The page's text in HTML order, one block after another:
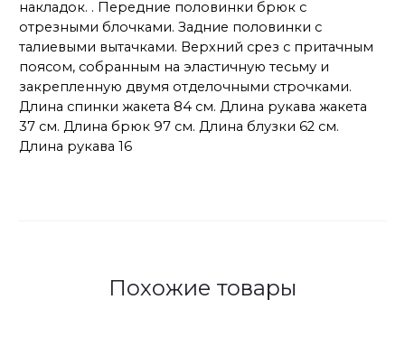
накладок. . Передние половинки брюк с
отрезными блочками. Задние половинки с
талиевыми вытачками. Верхний срез с притачным
поясом, собранным на эластичную тесьму и
закрепленную двумя отделочными строчками.
Длина спинки жакета 84 см. Длина рукава жакета
37 см. Длина брюк 97 см. Длина блузки 62 см.
Длина рукава 16
Похожие товары